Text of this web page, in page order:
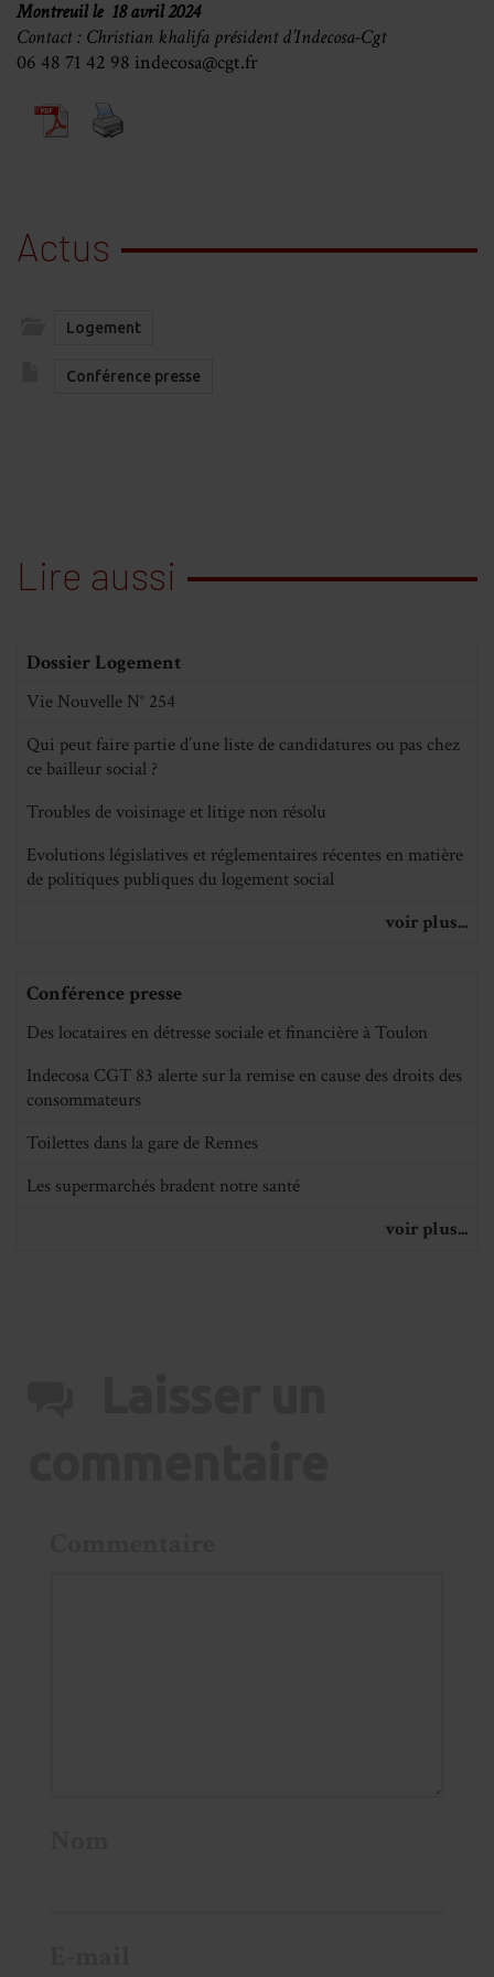
Montreuil le 18 avril 2024
Contact : Christian khalifa président d’Indecosa-Cgt
06 48 71 42 98 indecosa@cgt.fr
Actus
Logement
Conférence presse
Lire aussi
Dossier Logement
Vie Nouvelle N° 254
Qui peut faire partie d’une liste de candidatures ou pas chez
ce bailleur social ?
Troubles de voisinage et litige non résolu
Evolutions législatives et réglementaires récentes en matière
de politiques publiques du logement social
voir plus...
Conférence presse
Des locataires en détresse sociale et financière à Toulon
Indecosa CGT 83 alerte sur la remise en cause des droits des
consommateurs
Toilettes dans la gare de Rennes
Les supermarchés bradent notre santé
voir plus...